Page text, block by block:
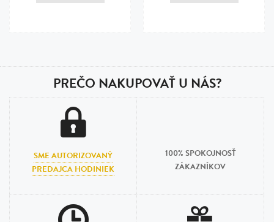
PREČO NAKUPOVAŤ U NÁS?
SME AUTORIZOVANÝ
PREDAJCA HODINIEK
100% SPOKOJNOSŤ
ZÁKAZNÍKOV